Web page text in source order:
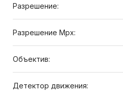
Разрешение:
Разрешение Mpx:
Объектив:
Детектор движения: